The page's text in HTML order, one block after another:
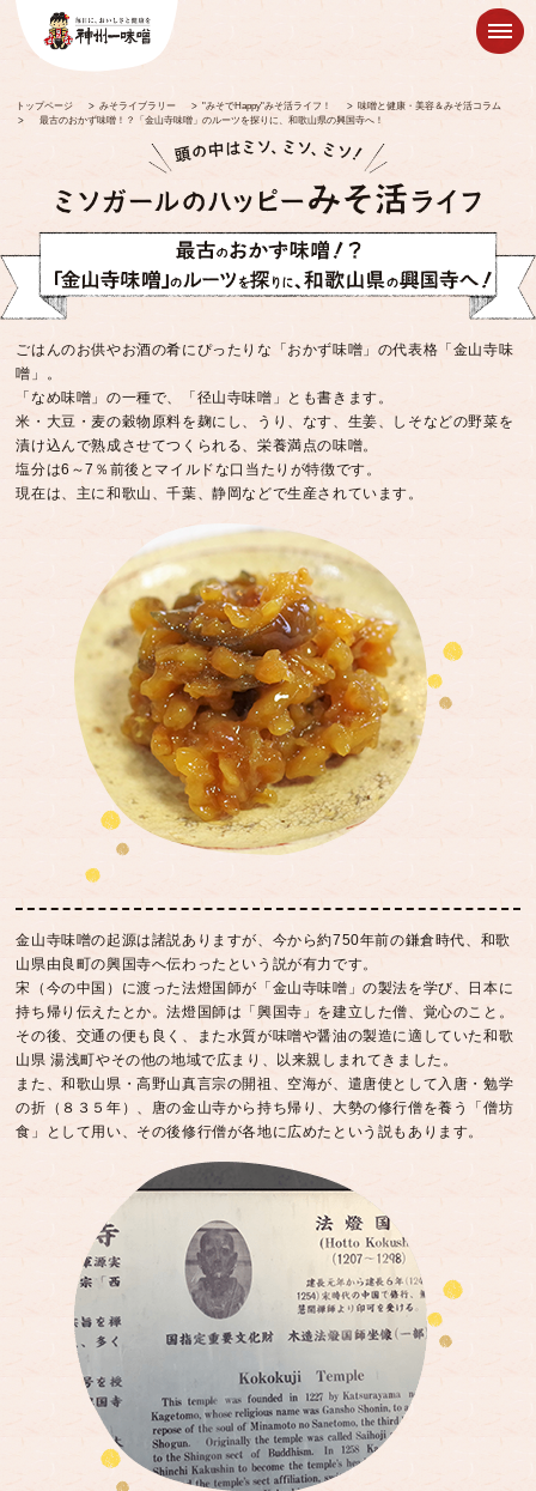
トップページ > みそライブラリー >"みそでHappy"みそ活ライフ！ > 味噌と健康・美容＆みそ活コラム
>
最古のおかず味噌！？「金山寺味噌」のルーツを探りに、和歌山県の興国寺へ！
ごはんのお供やお酒の肴にぴったりな「おかず味噌」の代表格「金山寺味
噌」。
「なめ味噌」の一種で、「径山寺味噌」とも書きます。
米・大豆・麦の穀物原料を麹にし、うり、なす、生姜、しそなどの野菜を
漬け込んで熟成させてつくられる、栄養満点の味噌。
塩分は6～7％前後とマイルドな口当たりが特徴です。
現在は、主に和歌山、千葉、静岡などで生産されています。
金山寺味噌の起源は諸説ありますが、今から約750年前の鎌倉時代、和歌
山県由良町の興国寺へ伝わったという説が有力です。
宋（今の中国）に渡った法燈国師が「金山寺味噌」の製法を学び、日本に
持ち帰り伝えたとか。法燈国師は「興国寺」を建立した僧、覚心のこと。
その後、交通の便も良く、また水質が味噌や醤油の製造に適していた和歌
山県 湯浅町やその他の地域で広まり、以来親しまれてきました。
また、和歌山県・高野山真言宗の開祖、空海が、遣唐使として入唐・勉学
の折（８３５年）、唐の金山寺から持ち帰り、大勢の修行僧を養う「僧坊
食」として用い、その後修行僧が各地に広めたという説もあります。